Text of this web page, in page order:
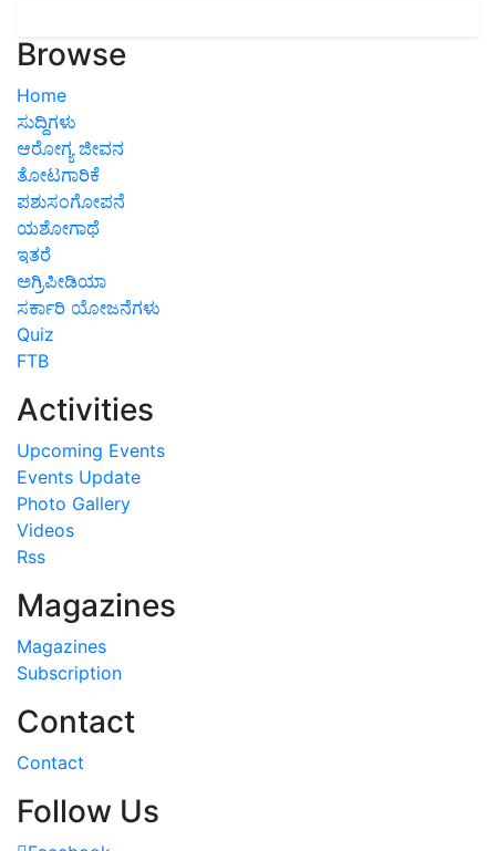
Browse
Home
ಸುದ್ದಿಗಳು
ಆರೋಗ್ಯ ಜೀವನ
ತೋಟಗಾರಿಕೆ
ಪಶುಸಂಗೋಪನೆ
ಯಶೋಗಾಥೆ
ಇತರೆ
ಅಗ್ರಿಪೀಡಿಯಾ
ಸರ್ಕಾರಿ ಯೋಜನೆಗಳು
Quiz
FTB
Activities
Upcoming Events
Events Update
Photo Gallery
Videos
Rss
Magazines
Magazines
Subscription
Contact
Contact
Follow Us